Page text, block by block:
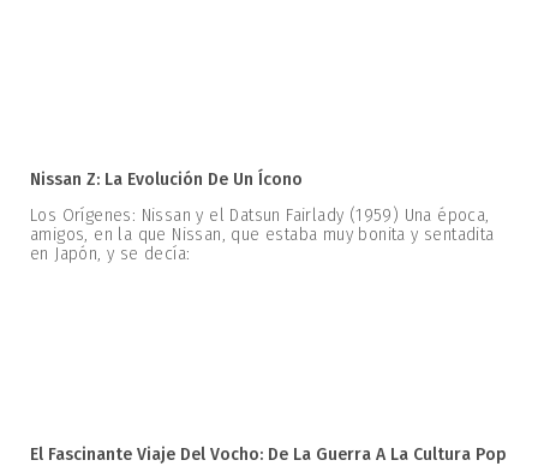
Nissan Z: La Evolución De Un Ícono
Los Orígenes: Nissan y el Datsun Fairlady (1959) Una época,
amigos, en la que Nissan, que estaba muy bonita y sentadita
en Japón, y se decía:
El Fascinante Viaje Del Vocho: De La Guerra A La Cultura Pop